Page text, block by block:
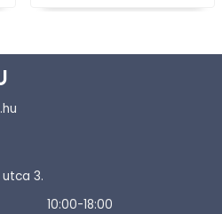
utca 3.
10:00-18:00